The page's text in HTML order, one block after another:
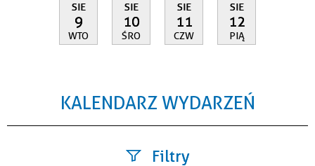
SIE
9
WTO
SIE
10
ŚRO
SIE
11
CZW
SIE
12
PIĄ
KALENDARZ WYDARZEŃ
Filtry